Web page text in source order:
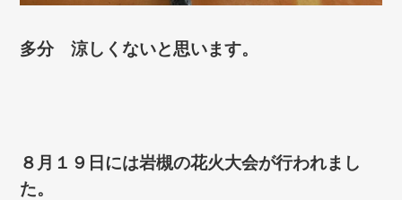
多分 涼しくないと思います。
８月１９日には岩槻の花火大会が行われまし
た。